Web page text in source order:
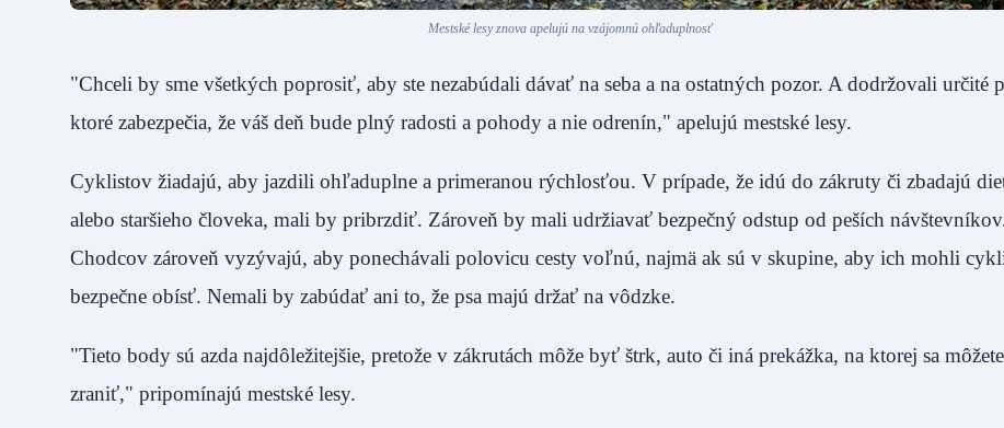
Mestské lesy znova apelujú na vzájomnú ohľaduplnosť
"Chceli by sme všetkých poprosiť, aby ste nezabúdali dávať na seba a na ostatných pozor. A dodržovali určité
ktoré zabezpečia, že váš deň bude plný radosti a pohody a nie odrenín," apelujú mestské lesy.
Cyklistov žiadajú, aby jazdili ohľaduplne a primeranou rýchlosťou. V prípade, že idú do zákruty či zbadajú
alebo staršieho človeka, mali by pribrzdiť. Zároveň by mali udržiavať bezpečný odstup od peších
Chodcov zároveň vyzývajú, aby ponechávali polovicu cesty voľnú, najmä ak sú v skupine, aby ich mohli
bezpečne obísť. Nemali by zabúdať ani to, že psa majú držať na vôdzke.
"Tieto body sú azda najdôležitejšie, pretože v zákrutách môže byť štrk, auto či iná prekážka, na ktorej sa môžete
zraniť," pripomínajú mestské lesy.